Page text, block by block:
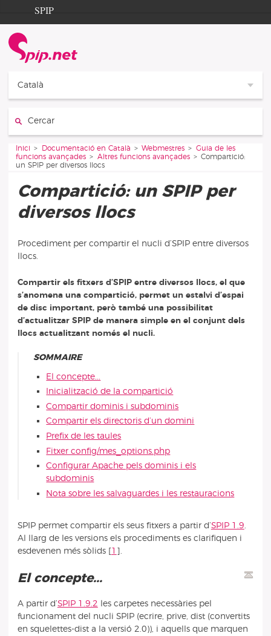
Aller au contenu
Aller à la navigation
SPIP
Documentation
Contribution
Català
Vous êtes ici :
Inici Documentació en Català Webmestres
Guia de les
funcions avançades
Altres funcions avançades
Compartició:
un SPIP per diversos llocs
Compartició: un SPIP per
diversos llocs
Procediment per compartir el nucli d’SPIP entre diversos
llocs.
Compartir els fitxers d’SPIP entre diversos llocs, el que
s’anomena una compartició, permet un estalvi d’espai
de disc important, però també una possibilitat
d’actualitzar SPIP de manera simple en el conjunt dels
llocs actualitzant només el nucli.
SOMMAIRE
El concepte...
Inicialització de la compartició
Compartir dominis i subdominis
Compartir els directoris d’un domini
Prefix de les taules
Fitxer config/mes_options.php
Configurar Apache pels dominis i els
subdominis
Nota sobre les salvaguardes i les restauracions
SPIP permet compartir els seus fitxers a partir d’SPIP 1.9
Al llarg de les versions els procediments es clarifiquen i
esdevenen més sòlids[1 ]
El concepte...
A partir d’SPIP 1.9.2 les carpetes necessàries pel
funcionament del nucli SPIP (ecrire, prive, dist (convertits
en squelettes-dist a la versió 2.0)), i aquells que marquen